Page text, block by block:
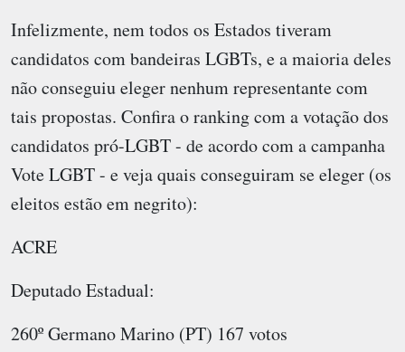
Infelizmente, nem todos os Estados tiveram
candidatos com bandeiras LGBTs, e a maioria deles
não conseguiu eleger nenhum representante com
tais propostas. Confira o ranking com a votação dos
candidatos pró-LGBT - de acordo com a campanha
Vote LGBT - e veja quais conseguiram se eleger (os
eleitos estão em negrito):
ACRE
Deputado Estadual:
260º Germano Marino (PT) 167 votos